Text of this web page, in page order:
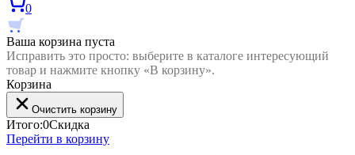
0
Ваша корзина пуста
Исправить это просто: выберите в каталоге интересующий
товар и нажмите кнопку «В корзину».
Корзина
Очистить корзину
Итого:0Скидка
Перейти в корзину